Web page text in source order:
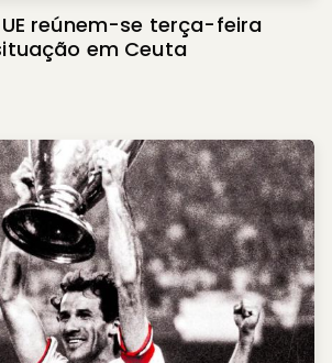
reúnem-se terça-feira
em Ceuta